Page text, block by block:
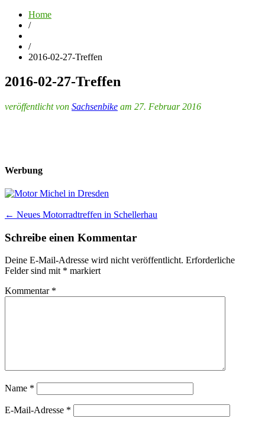
Home
/
/
2016-02-27-Treffen
2016-02-27-Treffen
veröffentlicht von Sachsenbike am 27. Februar 2016
Werbung
Post
navigation
← Neues Motorradtreffen in Schellerhau
Schreibe einen Kommentar
Deine E-Mail-Adresse wird nicht veröffentlicht. Erforderliche
Felder sind mit * markiert
Kommentar *
Name *
E-Mail-Adresse *